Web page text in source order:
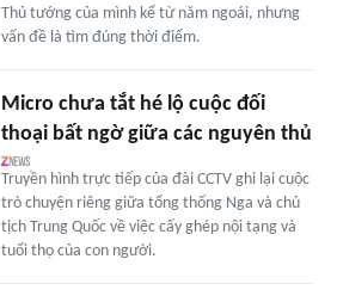
Thủ tướng của mình kể từ năm ngoái, nhưng
vấn đề là tìm đúng thời điểm.
Micro chưa tắt hé lộ cuộc đối
thoại bất ngờ giữa các nguyên thủ
Truyền hình trực tiếp của đài CCTV ghi lại cuộc
trò chuyện riêng giữa tổng thống Nga và chủ
tịch Trung Quốc về việc cấy ghép nội tạng và
tuổi thọ của con người.